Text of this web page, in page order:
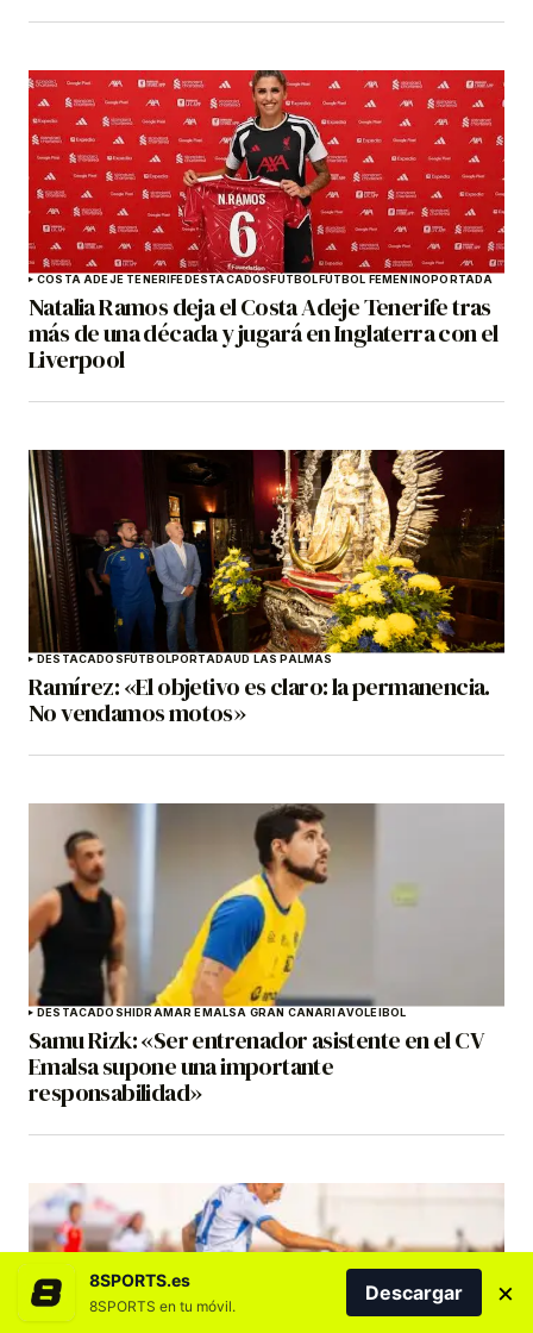
COSTA ADEJE TENERIFEDESTACADOSFÚTBOLFÚTBOL FEMENINOPORTADA
Natalia Ramos deja el Costa Adeje Tenerife tras
más de una década y jugará en Inglaterra con el
Liverpool
DESTACADOSFÚTBOLPORTADAUD LAS PALMAS
Ramírez: «El objetivo es claro: la permanencia.
No vendamos motos»
DESTACADOSHIDRAMAR EMALSA GRAN CANARIAVOLEIBOL
Samu Rizk: «Ser entrenador asistente en el CV
Emalsa supone una importante
responsabilidad»
8SPORTS.es
8SPORTS en tu móvil.
Descargar ×